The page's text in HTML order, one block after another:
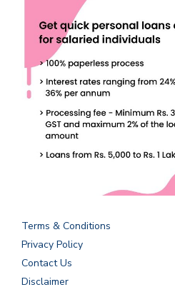
Terms & Conditions
Privacy Policy
Contact Us
Disclaimer